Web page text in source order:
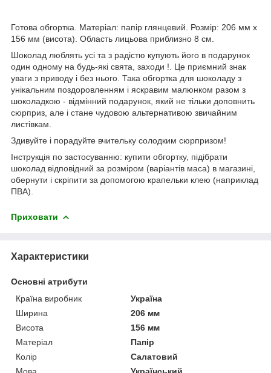
Готова обгортка. Матеріал: папір глянцевий. Розмір: 206 мм х
156 мм (висота). Область лицьова приблизно 8 см.
Шоколад люблять усі та з радістю купують його в подарунок
один одному на будь-які свята, заходи !. Це приємний знак
уваги з приводу і без нього. Така обгортка для шоколаду з
унікальним поздоровленням і яскравим малюнком разом з
шоколадкою - відмінний подарунок, який не тільки доповнить
сюрприз, але і стане чудовою альтернативою звичайним
листівкам.
Здивуйте і порадуйте вчительку солодким сюрпризом!
Інструкція по застосуванню: купити обгортку, підібрати
шоколад відповідний за розміром (варіантів маса) в магазині,
обернути і скріпити за допомогою крапельки клею (наприклад
ПВА).
Приховати
Характеристики
Основні атрибути
Країна виробник
Україна
Ширина
206 мм
Висота
156 мм
Матеріал
Папір
Колір
Салатовий
Мова
Український